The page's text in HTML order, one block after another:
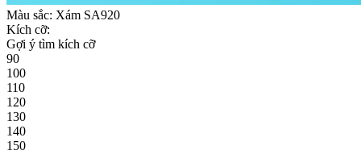
Màu sắc: Xám SA920
Kích cỡ:
Gợi ý tìm kích cỡ
90
100
110
120
130
140
150